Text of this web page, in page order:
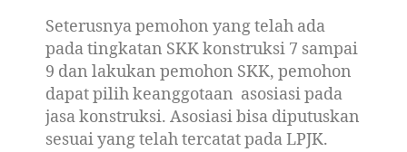
Seterusnya pemohon yang telah ada
pada tingkatan SKK konstruksi 7 sampai
9 dan lakukan pemohon SKK, pemohon
dapat pilih keanggotaan asosiasi pada
jasa konstruksi. Asosiasi bisa diputuskan
sesuai yang telah tercatat pada LPJK.